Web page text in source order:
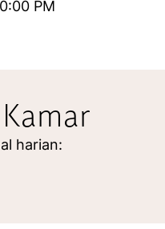
PM
harian: